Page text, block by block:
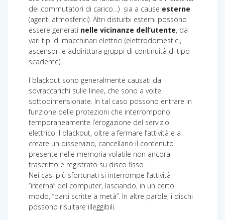
dei commutatori di carico…) sia a cause esterne
(agenti atmosferici). Altri disturbi esterni possono
essere generati nelle vicinanze dell’utente, da
vari tipi di macchinari elettrici (elettrodomestici,
ascensori e addirittura gruppi di continuità di tipo
scadente).
I blackout sono generalmente causati da
sovraccarichi sulle linee, che sono a volte
sottodimensionate. In tal caso possono entrare in
funzione delle protezioni che interrompono
temporaneamente l’erogazione del servizio
elettrico. I blackout, oltre a fermare l’attività e a
creare un disservizio, cancellano il contenuto
presente nelle memoria volatile non ancora
trascritto e registrato su disco fisso.
Nei casi più sfortunati si interrompe l’attività
“interna” del computer, lasciando, in un certo
modo, “parti scritte a metà”. In altre parole, i dischi
possono risultare illeggibili.